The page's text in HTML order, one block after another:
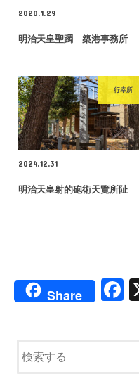
2020.1.29
明治天皇聖躅 築港事務所
行幸所
2024.12.31
明治天皇射的砲術天覽所阯
Share
F